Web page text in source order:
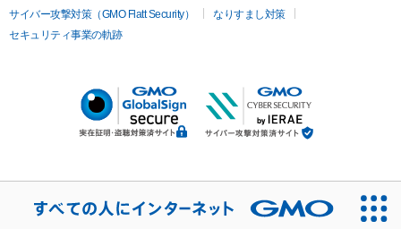
サイバー攻撃対策（GMO Flatt Security）
なりすまし対策
セキュリティ事業の軌跡